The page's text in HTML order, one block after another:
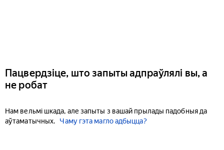
Пацвердзіце, што запыты адпраўлялі вы, а
не робат
Нам вельмі шкада, але запыты з вашай прылады падобныя да
аўтаматычных.
Чаму гэта магло адбыцца?